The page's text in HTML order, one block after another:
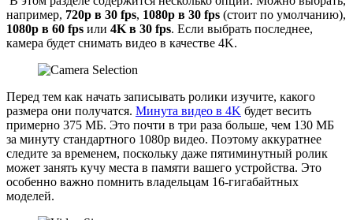
например, 720p в 30 fps, 1080p в 30 fps (стоит по умолчанию),
1080p в 60 fps или 4K в 30 fps. Если выбрать последнее,
камера будет снимать видео в качестве 4K.
Перед тем как начать записывать ролики изучите, какого
размера они получатся. Минута видео в 4K будет весить
примерно 375 МБ. Это почти в три раза больше, чем 130 МБ
за минуту стандартного 1080p видео. Поэтому аккуратнее
следите за временем, поскольку даже пятиминутный ролик
может занять кучу места в памяти вашего устройства. Это
особенно важно помнить владельцам 16-гигабайтных
моделей.